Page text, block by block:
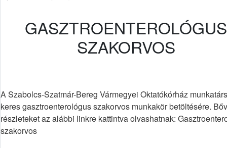
GASZTROENTEROLÓGUS
SZAKORVOS
A Szabolcs-Szatmár-Bereg Vármegyei Oktatókórház
keres gasztroenterológus szakorvos munkakör betöltésére.
részleteket az alábbi linkre kattintva olvashatnak:
szakorvos